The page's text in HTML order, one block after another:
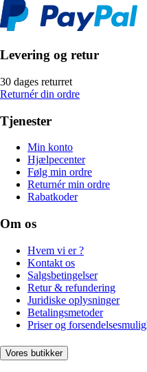
Levering og retur
30 dages returret
Returnér din ordre
Tjenester
Min konto
Hjælpecenter
Følg min ordre
Returnér min ordre
Rabatkoder
Om os
Hvem vi er ?
Kontakt os
Salgsbetingelser
Retur & refundering
Juridiske oplysninger
Betalingsmetoder
Priser og
Vores butikker